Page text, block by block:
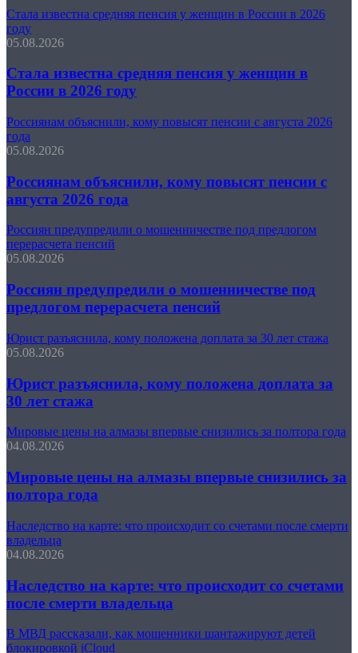
Стала известна средняя пенсия у женщин в России в 2026
году
05.08.2026
Стала известна средняя пенсия у женщин в
России в 2026 году
Россиянам объяснили, кому повысят пенсии с августа 2026
года
05.08.2026
Россиянам объяснили, кому повысят пенсии с
августа 2026 года
Россиян предупредили о мошенничестве под предлогом
перерасчета пенсий
05.08.2026
Россиян предупредили о мошенничестве под
предлогом перерасчета пенсий
Юрист разъяснила, кому положена доплата за 30 лет стажа
05.08.2026
Юрист разъяснила, кому положена доплата за
30 лет стажа
Мировые цены на алмазы впервые снизились за полтора года
04.08.2026
Мировые цены на алмазы впервые снизились за
полтора года
Наследство на карте: что происходит со счетами после смерти
владельца
04.08.2026
Наследство на карте: что происходит со счетами
после смерти владельца
В МВД рассказали, как мошенники шантажируют детей
блокировкой iCloud